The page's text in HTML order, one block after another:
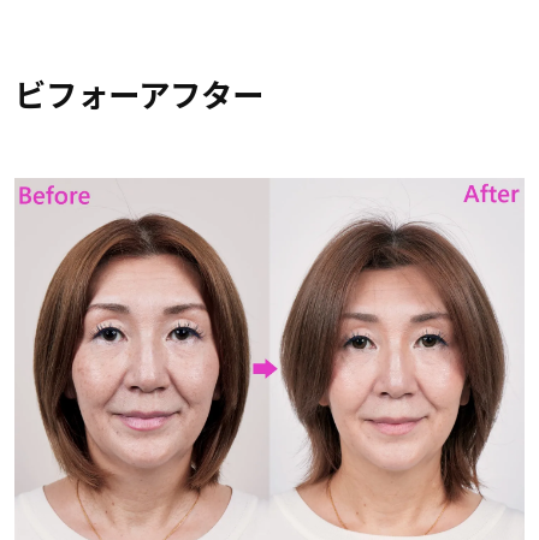
ビフォーアフター